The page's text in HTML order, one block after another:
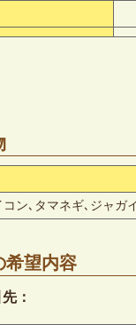
ン､タマネギ､ジャガ
希望内容
先：